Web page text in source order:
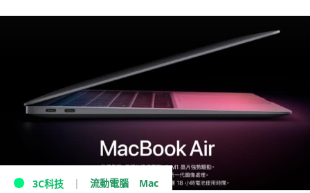
3C科技 流動電腦 Mac